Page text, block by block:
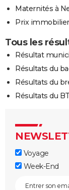
Maternités à
Prix
Tous les
Résultat
Résultats du
Résultats du
Résultats du
Voyage
Week-End